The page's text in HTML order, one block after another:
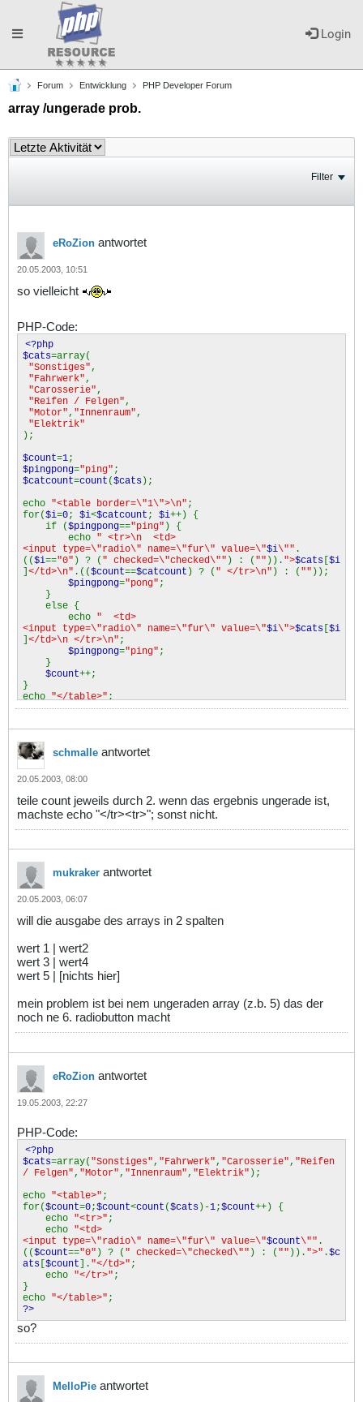
Login
Toggle
navigation
Forum Entwicklung PHP Developer Forum
array /ungerade prob.
Filter
eRoZion antwortet
20.05.2003, 10:51
so vielleicht
PHP-Code:
<?php
$cats=array(
"Sonstiges",
"Fahrwerk",
"Carosserie",
"Reifen / Felgen",
"Motor", "Innenraum",
"Elektrik"
);
$count=1;
$pingpong="ping" ;
$catcount=count ($cats );
echo "<table border=\"1\">\n" ;
for($i=0; $i<$catcount ; $i++) {
if ($pingpong=="ping" ) {
echo " <tr>\n <td>
<input type=\"radio\" name=\"fur\" value=\"$i\"" .
(($i=="0" ) ? ( " checked=\"checked\"" ) : ( "" )). ">$cats $i
</td>\n" .(($count==$catcount ) ? ( " </tr>\n" ) : ( "" ));
$pingpong="pong" ;
}
else {
echo " <td>
<input type=\"radio\" name=\"fur\" value=\"$i\">$cats $i
</td>\n </tr>\n" ;
$pingpong="ping" ;
}
$count++;
}
echo"</table>";
?>
schmalle antwortet
20.05.2003, 08:00
teile count jeweils durch 2. wenn das ergebnis ungerade ist,
machste echo "</tr><tr>"; sonst nicht.
mukraker antwortet
20.05.2003, 06:07
will die ausgabe des arrays in 2 spalten
wert 1 | wert2
wert 3 | wert4
wert 5 | [nichts hier]
mein problem ist bei nem ungeraden array (z.b. 5) das der
noch ne 6. radiobutton macht
eRoZion antwortet
19.05.2003, 22:27
PHP-Code:
<?php
$cats=array( "Sonstiges" , "Fahrwerk" , "Carosserie" , "Reifen
/ Felgen" , "Motor" , "Innenraum" , "Elektrik" );
echo "<table>" ;
for($count=0;$count<count ($cats)-1;$count++) {
echo "<tr>" ;
echo "<td>
<input type=\"radio\" name=\"fur\" value=\"$count\"" .
(($count=="0" ) ? ( " checked=\"checked\"" ) : ( "" )). ">" .$c
ats [$count]. "</td>" ;
echo "</tr>" ;
}
echo "</table>" ;
?>
so?
MelloPie antwortet